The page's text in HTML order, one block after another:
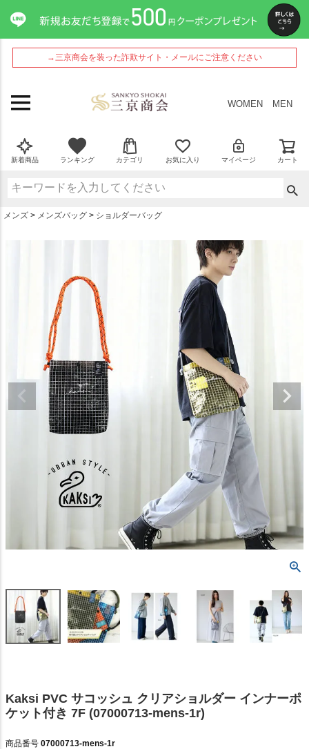
→三京商会を装った詐欺サイト・メールにご注意ください
WOMEN MEN
新着商品 ランキング カテゴリ お気に入り マイページ カート
メンズ メンズバッグ ショルダーバッグ
Kaksi PVC サコッシュ クリアショルダー インナーポ
ケット付き 7F (07000713-mens-1r)
商品番号 07000713-mens-1r
ペー
ジト
ップ
へ